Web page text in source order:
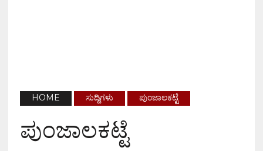
HOME ಸುದ್ದಿಗಳು ಪುಂಜಾಲಕಟ್ಟೆ
ಪುಂಜಾಲಕಟ್ಟೆ